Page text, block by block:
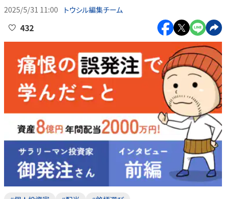
2025/5/31 11:00 トウシル編集チーム
432